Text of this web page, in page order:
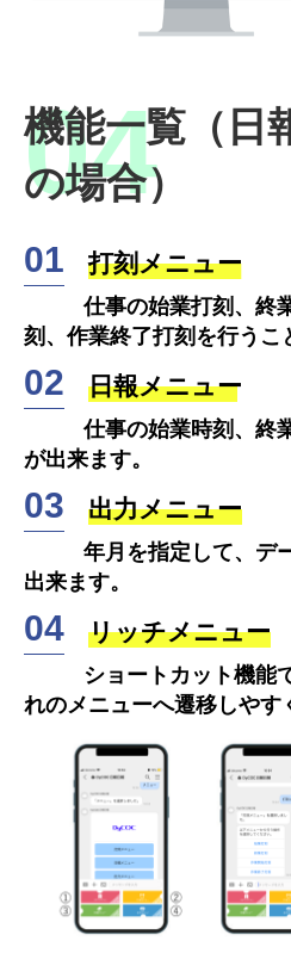
機能一覧（日
の場合）
打刻メニュー
仕事の始業打刻、終業
刻、作業終了打刻を行うこ
日報メニュー
仕事の始業時刻、終業
が出来ます。
出力メニュー
年月を指定して、デー
出来ます。
リッチメニュー
ショートカット機能で
れのメニューへ遷移しやす